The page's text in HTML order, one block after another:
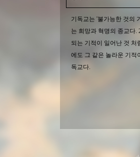
기독교는 '불가능한 것의
는 희망과 혁명의 종교다.
되는 기적이 일어난 것 처
에도 그 같은 놀라운 기적
독교다.